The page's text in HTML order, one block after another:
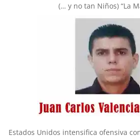
(… y no tan Niños) “La
Estados Unidos intensifica ofensiva